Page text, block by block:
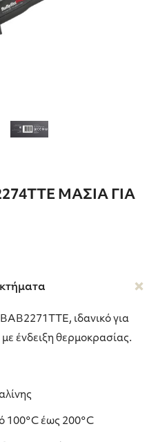
ΜΑΣΙΑ ΓΙΑ
ιδανικό για
ένδειξη θερμοκρασίας.
100°C έως 200°C